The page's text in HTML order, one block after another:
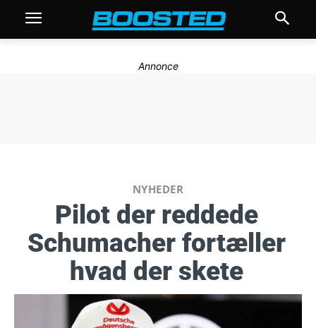
Annonce
NYHEDER
Pilot der reddede
Schumacher fortæller
hvad der skete